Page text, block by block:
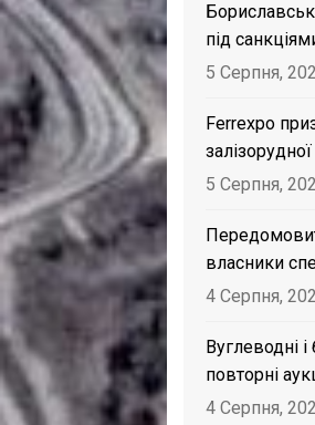
під
5 Серпня,
Ferrexpo
5 Серпня,
власники
4 Серпня,
Вуглеводні
повторні
4 Серпня,